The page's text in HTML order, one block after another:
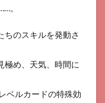
。
ちのスキルを発動さ
極め、天気、時間に
ベルカードの特殊効